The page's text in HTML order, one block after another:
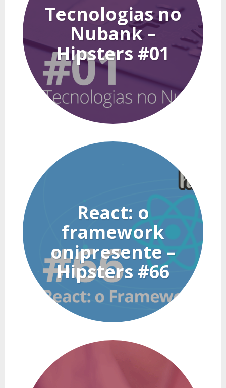
Tecnologias no
Nubank –
Hipsters #01
React: o
framework
onipresente –
Hipsters #66